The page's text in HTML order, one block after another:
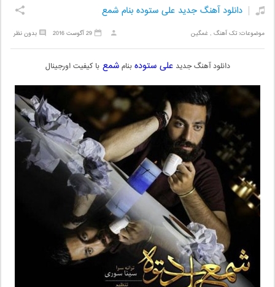
دانلود آهنگ جدید علی ستوده بنام شمع
موضوعات:تک آهنگ ,غمگین بدون نظر 29 آگوست 2016
دانلود آهنگ جدیدعلی ستودهبنامشمعبا کیفیت اورجینال